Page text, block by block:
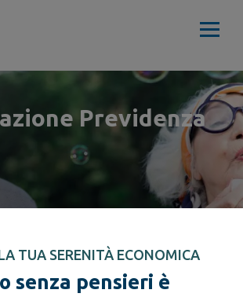
Previdenza
TUA SERENITÀ ECONOMICA
senza pensieri è